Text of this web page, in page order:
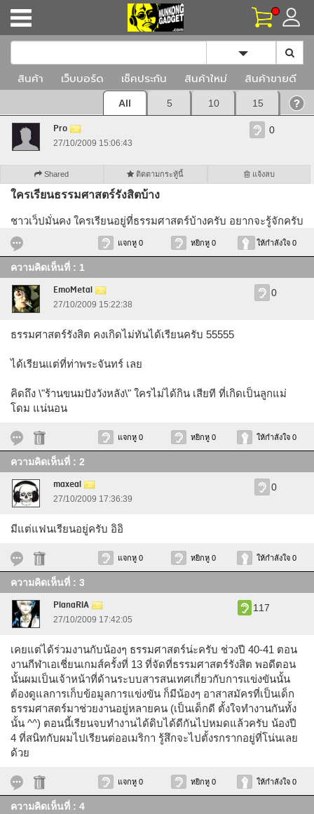
Toggle
สินค้า เว็บบอร์ด เช็คประกัน สินค้าใหม่ สินค้าขายดี
All 5 10 15
Pro
27/10/2009 15:06:43
0
Shared ติดตามกระทู้นี้ แจ้งลบ
ใครเรียนธรรมศาสตร์รังสิตบ้าง
ชาวเว็ปมั่นคง ใครเรียนอยู่ที่ธรรมศาสตร์บ้างครับ อยากจะรู้จักครับ
แจกหู 0 หยิกหู 0 ให้กำลังใจ 0
ความคิดเห็นที่ : 1
EmoMetal
27/10/2009 15:22:38
0
ธรรมศาสตร์รังสิต คงเกิดไม่ทันได้เรียนครับ 55555
ได้เรียนแต่ที่ท่าพระจันทร์ เลย
คิดถึง \"ร้านขนมปังวังหลัง\" ใครไม่ได้กิน เสียที ที่เกิดเป็นลูกแม่
โดม แน่นอน
แจกหู 0 หยิกหู 0 ให้กำลังใจ 0
ความคิดเห็นที่ : 2
maxeal
27/10/2009 17:36:39
0
มีแต่แฟนเรียนอยู่ครับ อิอิ
แจกหู 0 หยิกหู 0 ให้กำลังใจ 0
ความคิดเห็นที่ : 3
PlanaRIA
27/10/2009 17:42:05
117
เคยแต่ได้ร่วมงานกับน้องๆ ธรรมศาสตร์น่ะครับ ช่วงปี 40-41 ตอน
งานกีฬาเอเชี่ยนเกมส์ครั้งที่ 13 ที่จัดที่ธรรมศาสตร์รังสิต พอดีตอน
นั้นผมเป็นเจ้าหน้าที่ด้านระบบสารสนเทศเกี่ยวกับการแข่งขันนั้น
ต้องดูแลการเก็บข้อมูลการแข่งขัน ก็มีน้องๆ อาสาสมัครที่เป็นเด็ก
ธรรมศาสตร์มาช่วยงานอยู่หลายคน (เป็นเด็กดี ตั้งใจทำงานกันทั้ง
นั้น ^^) ตอนนี้เรียนจบทำงานได้ดิบได้ดีกันไปหมดแล้วครับ น้องปี
4 ที่สนิทกับผมไปเรียนต่ออเมริกา รู้สึกจะไปตั้งรกรากอยู่ที่โน่นเลย
ด้วย
แจกหู 0 หยิกหู 0 ให้กำลังใจ 0
ความคิดเห็นที่ : 4